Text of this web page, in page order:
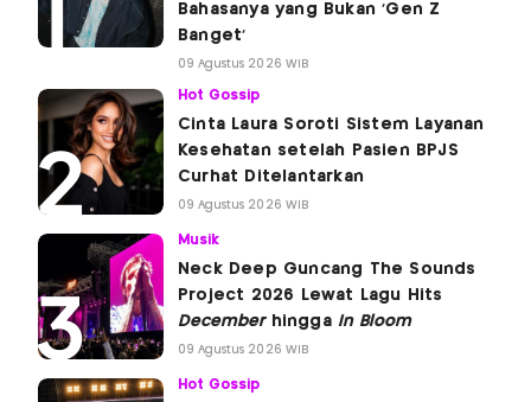
Bahasanya yang Bukan 'Gen Z
Banget'
09 Agustus 2026 WIB
Hot Gossip
Cinta Laura Soroti Sistem Layanan
Kesehatan setelah Pasien BPJS
Curhat Ditelantarkan
09 Agustus 2026 WIB
Musik
Neck Deep Guncang The Sounds
Project 2026 Lewat Lagu Hits
Decemberhingga In Bloom
09 Agustus 2026 WIB
Hot Gossip